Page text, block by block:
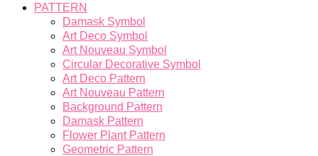
PATTERN
Damask Symbol
Art Deco Symbol
Art Nouveau Symbol
Circular Decorative Symbol
Art Deco Pattern
Art Nouveau Pattern
Background Pattern
Damask Pattern
Flower Plant Pattern
Geometric Pattern